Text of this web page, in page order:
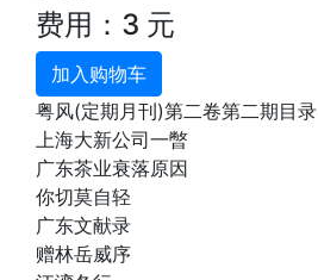
费用：3 元
加入购物车
粤风(定期月刊)第二卷第二期目录
上海大新公司一暼
广东茶业衰落原因
你切莫自轻
广东文献录
赠林岳威序